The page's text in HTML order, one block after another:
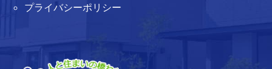
プライバシーポリシー